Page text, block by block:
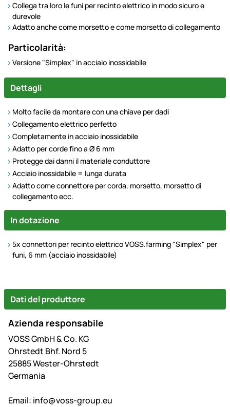
Collega tra loro le funi per recinto elettrico in modo sicuro e
durevole
Adatto anche come morsetto e come morsetto di collegamento
Particolarità:
Versione "Simplex" in acciaio inossidabile
Dettagli
Molto facile da montare con una chiave per dadi
Collegamento elettrico perfetto
Completamente in acciaio inossidabile
Adatto per corde fino a Ø 6 mm
Protegge dai danni il materiale conduttore
Acciaio inossidabile = lunga durata
Adatto come connettore per corda, morsetto, morsetto di
collegamento ecc.
In dotazione
5x connettori per recinto elettrico VOSS.farming "Simplex" per
funi, 6 mm (acciaio inossidabile)
Dati del produttore
Azienda responsabile
VOSS GmbH & Co. KG
Ohrstedt Bhf. Nord 5
25885 Wester-Ohrstedt
Germania
Email: info@voss-group.eu